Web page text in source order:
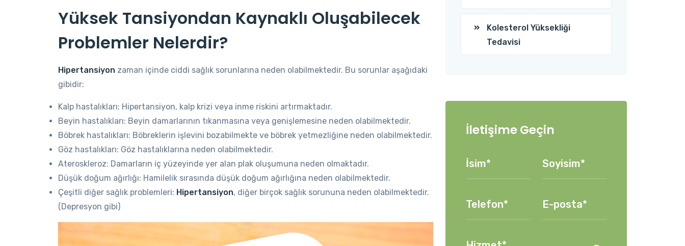
Yüksek Tansiyondan Kaynaklı Oluşabilecek
Problemler Nelerdir?
Hipertansiyon zaman içinde ciddi sağlık sorunlarına neden olabilmektedir. Bu sorunlar aşağıdaki
gibidir:
Kalp hastalıkları: Hipertansiyon, kalp krizi veya inme riskini artırmaktadır.
Beyin hastalıkları: Beyin damarlarının tıkanmasına veya genişlemesine neden olabilmektedir.
Böbrek hastalıkları: Böbreklerin işlevini bozabilmekte ve böbrek yetmezliğine neden olabilmektedir.
Göz hastalıkları: Göz hastalıklarına neden olabilmektedir.
Ateroskleroz: Damarların iç yüzeyinde yer alan plak oluşumuna neden olmaktadır.
Düşük doğum ağırlığı: Hamilelik sırasında düşük doğum ağırlığına neden olabilmektedir.
Çeşitli diğer sağlık problemleri: Hipertansiyon, diğer birçok sağlık sorununa neden olabilmektedir.
(Depresyon gibi)
Kolesterol Yüksekliği
Tedavisi
İletişime Geçin